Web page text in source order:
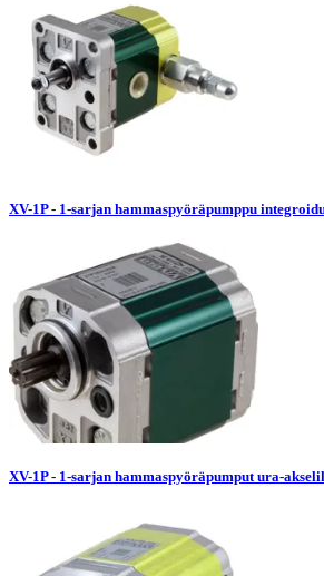
XV-1P - 1-sarjan hammaspyöräpumppu
XV-1P - 1-sarjan hammaspyöräpumput ura-